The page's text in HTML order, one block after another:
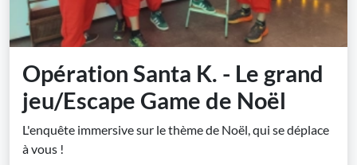
Opération Santa K. - Le grand
jeu/Escape Game de Noël
L'enquête immersive sur le thème de Noël, qui se déplace
à vous !